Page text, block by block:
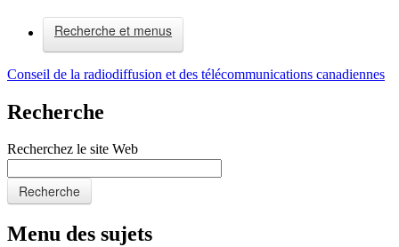
Recherche et menus
Conseil de la radiodiffusion et des télécommunications canadiennes
Recherche
Recherchez le site Web
Recherche
Menu des sujets